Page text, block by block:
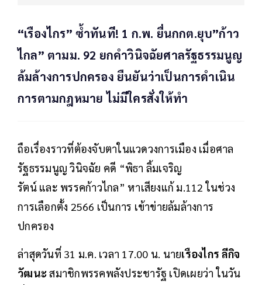
“เรืองไกร” ซ้ำทันที! 1 ก.พ. ยื่นกกต.ยุบ”ก้าว
ไกล” ตามม. 92 ยกคำวินิจฉัยศาลรัฐธรรมนูญ
ล้มล้างการปกครอง ยืนยันว่าเป็นการดำเนิน
การตามกฎหมาย ไม่มีใครสั่งให้ทำ
ถือเรื่องราวที่ต้องจับตาในแวดวงการเมือง เมื่อศาล
รัฐธรรมนูญ วินิจฉัย คดี “พิธา ลิ้มเจริญ
รัตน์ และ พรรคก้าวไกล” หาเสียงแก้ ม.112 ในช่วง
การเลือกตั้ง 2566 เป็นการ เข้าข่ายล้มล้างการ
ปกครอง
ล่าสุดวันที่ 31 ม.ค. เวลา 17.00 น. นายเรืองไกร ลีกิจ
วัฒนะสมาชิกพรรคพลังประชารัฐ เปิดเผยว่า ในวัน